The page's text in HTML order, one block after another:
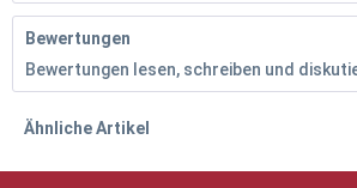
Bewertungen
Bewertungen lesen, schreiben und
Ähnliche Artikel